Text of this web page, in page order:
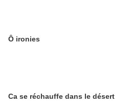
Ô ironies
Ca se réchauffe dans le désert